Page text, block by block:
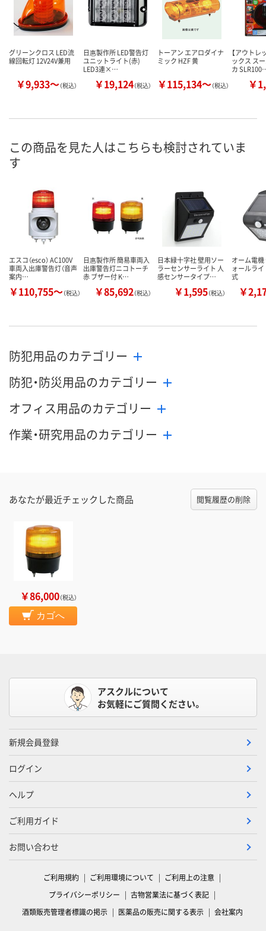
グリーンクロス LED流
線回転灯 12V24V兼用
￥9,933～（税込）
日惠製作所 LED警告灯
ユニットライト(赤)
LED3連×…
￥19,124（税込）
トーアン エアロダイナ
ミック HZF 黄
￥115,134～（税込）
【アウトレ
ックス ス
カ
￥
この商品を見た人はこちらも検討されていま
す
エスコ（esco） AC100V
車両入出庫警告灯（音声
案内…
￥110,755～（税込）
日惠製作所 簡易車両入
出庫警告灯ニコトーチ
赤 ブザー付 K…
￥85,692（税込）
日本緑十字社 壁用ソー
ラーセンサーライト 人
感センサータイプ…
￥1,595（税込）
オーム電
ォールラ
式
￥
防犯用品のカテゴリー
防犯・防災用品のカテゴリー
オフィス用品のカテゴリー
作業・研究用品のカテゴリー
あなたが最近チェックした商品 閲覧履歴の削除
￥86,000（税込）
カゴへ
アスクルについて
お気軽にご質問ください。
新規会員登録
ログイン
ヘルプ
ご利用ガイド
お問い合わせ
ご利用規約 ご利用環境について
ご利用上の注意
プライバシーポリシー
古物営業法に基づく表記
酒類販売管理者標識の掲示
医薬品の販売に関する表示 会社案内